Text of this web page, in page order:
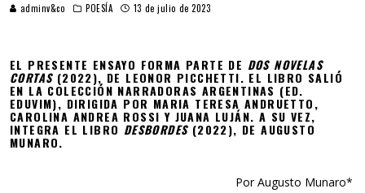
adminv&co POESÍA 13 de julio de 2023
EL PRESENTE ENSAYO FORMA PARTE DE DOS NOVELAS
CORTAS (2022), DE LEONOR PICCHETTI. EL LIBRO SALIÓ
EN LA COLECCIÓN NARRADORAS ARGENTINAS (ED.
EDUVIM), DIRIGIDA POR MARIA TERESA ANDRUETTO,
CAROLINA ANDREA ROSSI Y JUANA LUJÁN. A SU VEZ,
INTEGRA EL LIBRO DESBORDES(2022), DE AUGUSTO
MUNARO.
Por Augusto Munaro*